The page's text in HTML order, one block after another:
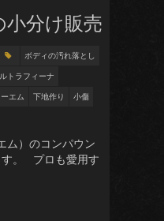
分け販売
ボディの汚れ落とし
トラフィーナ
エム 下地作り
小傷
ム）のコンパウン
す。 プロも愛用す